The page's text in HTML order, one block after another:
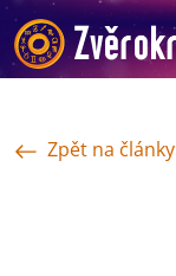
Zpět na články